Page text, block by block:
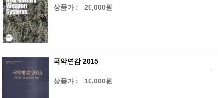
상품가 : 20,000원
국악연감 2015
상품가 : 10,000원